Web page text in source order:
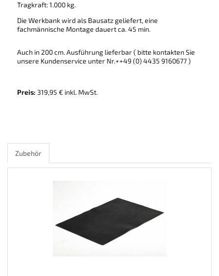
Tragkraft: 1.000 kg.
Die Werkbank wird als Bausatz geliefert, eine
fachmännische Montage dauert ca. 45 min.
Auch in 200 cm. Ausführung lieferbar ( bitte kontakten Sie
unsere Kundenservice unter Nr.++49 (0) 4435 9160677 )
Preis: 319,95 € inkl. MwSt.
Zubehör